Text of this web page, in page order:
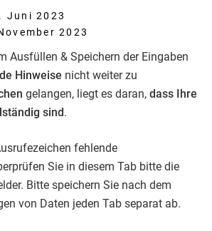
Juni 2023
2023
Ausfüllen & Speichern der Eingaben
Hinweise nicht weiter zu
gelangen, liegt es daran, dass Ihre
sind.
fehlende
Sie in diesem Tab bitte die
Bitte speichern Sie nach dem
von Daten jeden Tab separat ab.